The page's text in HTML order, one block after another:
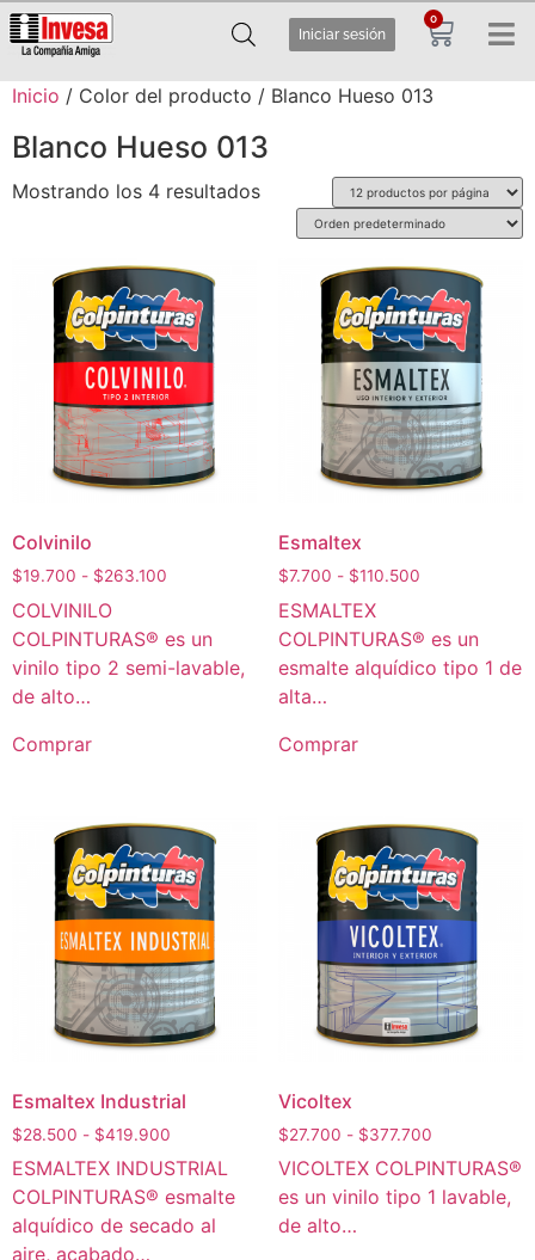
Iniciar sesión
0
Inicio / Color del producto / Blanco Hueso 013
Blanco Hueso 013
Mostrando los 4 resultados
Colvinilo
$19.700 - $263.100
COLVINILO
COLPINTURAS® es un
vinilo tipo 2 semi-lavable,
de alto…
Comprar
Esmaltex
$7.700 - $110.500
ESMALTEX
COLPINTURAS® es un
esmalte alquídico tipo 1 de
alta…
Comprar
Esmaltex Industrial
$28.500 - $419.900
ESMALTEX INDUSTRIAL
COLPINTURAS® esmalte
alquídico de secado al
aire, acabado…
Vicoltex
$27.700 - $377.700
VICOLTEX COLPINTURAS®
es un vinilo tipo 1 lavable,
de alto…